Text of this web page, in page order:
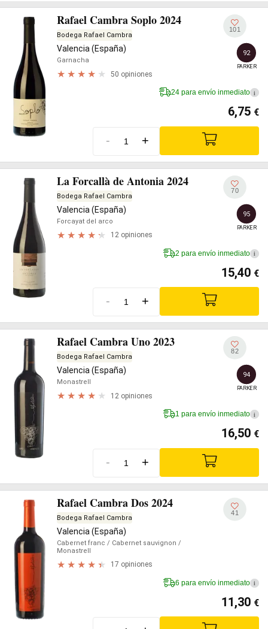
Rafael Cambra Soplo 2024
Bodega Rafael Cambra
Valencia (España)
Garnacha
50 opiniones
101
92
PARKER
24 para envío inmediato i
6,75 €
- +
La Forcallà de Antonia 2024
Bodega Rafael Cambra
Valencia (España)
Forcayat del arco
12 opiniones
70
95
PARKER
2 para envío inmediato i
15,40 €
- +
Rafael Cambra Uno 2023
Bodega Rafael Cambra
Valencia (España)
Monastrell
12 opiniones
82
94
PARKER
1 para envío inmediato i
16,50 €
- +
Rafael Cambra Dos 2024
Bodega Rafael Cambra
Valencia (España)
Cabernet franc / Cabernet sauvignon /
Monastrell
17 opiniones
41
6 para envío inmediato i
11,30 €